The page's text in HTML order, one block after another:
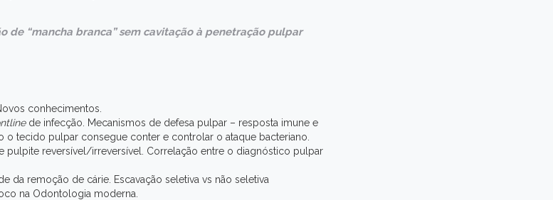
de “mancha branca” sem cavitação à penetração pulpar
conhecimentos.
de infecção. Mecanismos de defesa pulpar – resposta imune e
o tecido pulpar consegue conter e controlar o ataque bacteriano.
pulpite reversível/irreversível. Correlação entre o diagnóstico pulpar
da remoção de cárie. Escavação seletiva vs não seletiva
na Odontologia moderna.